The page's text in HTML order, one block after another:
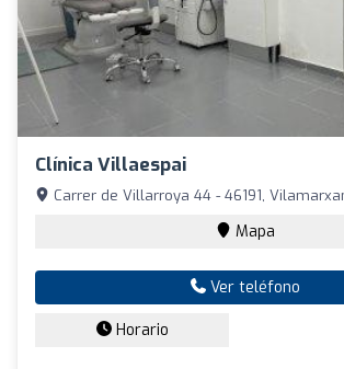
Clínica Villaespai
Carrer de Villarroya 44 - 46191,
Mapa
Ver teléfono
Horario